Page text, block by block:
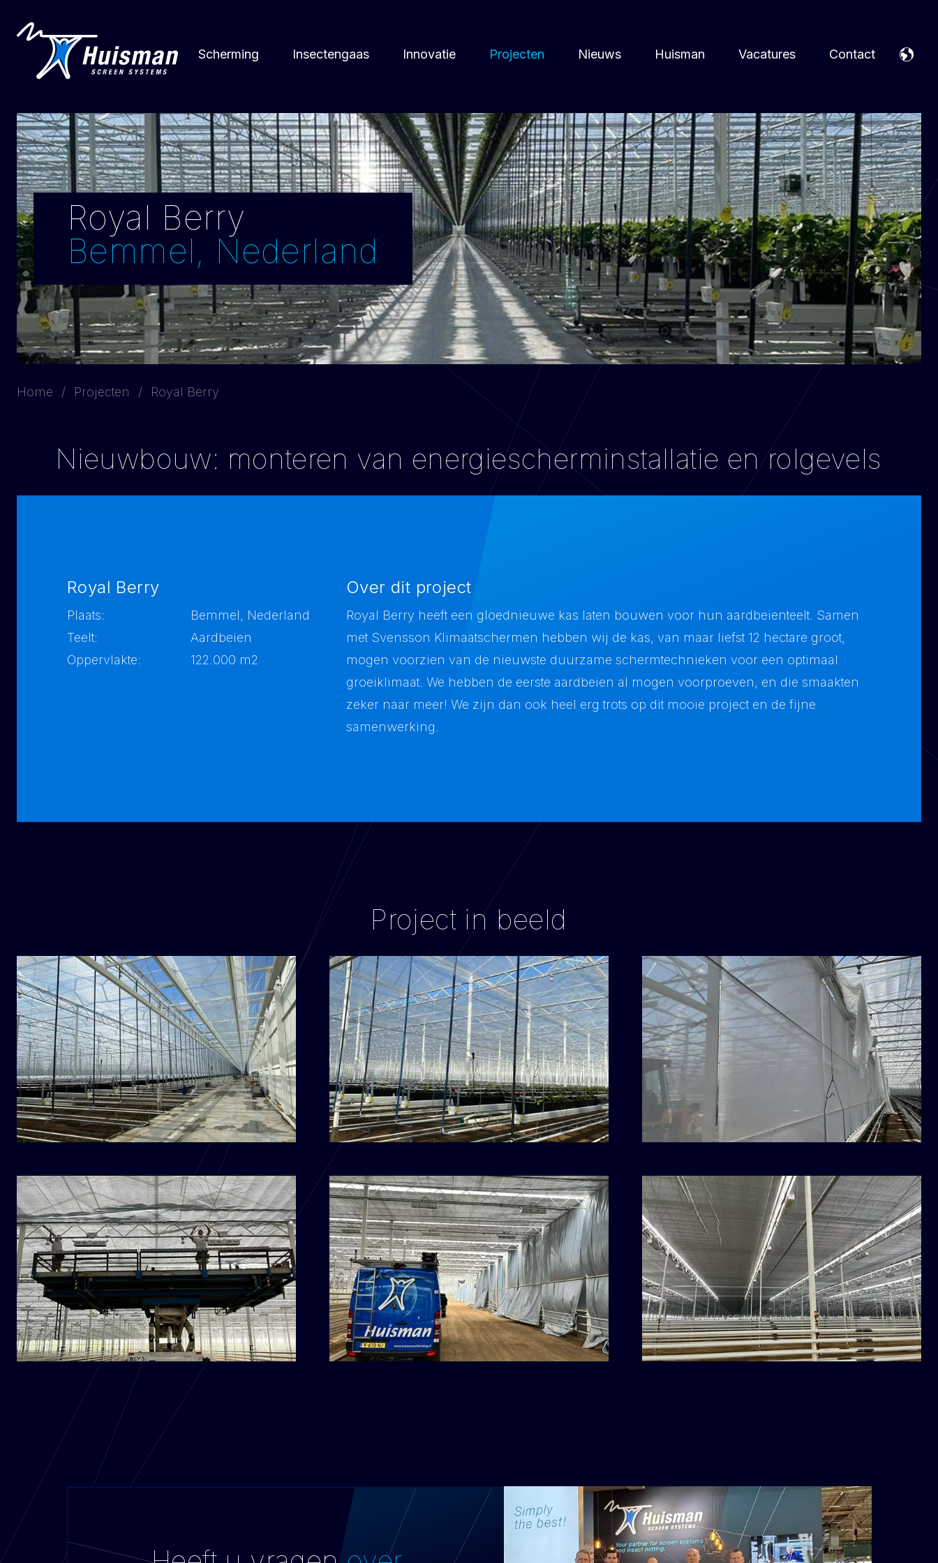
Scherming Insectengaas Innovatie Projecten Nieuws Huisman Vacatures Contact
Royal Berry
Bemmel, Nederland
Home Projecten Royal Berry
Nieuwbouw: monteren van energiescherminstallatie en rolgevels
Royal Berry
Plaats:
Bemmel, Nederland
Teelt:
Aardbeien
Oppervlakte:
122.000 m2
Over dit project
Royal Berry heeft een gloednieuwe kas laten bouwen voor hun aardbeienteelt. Samen
met Svensson Klimaatschermen hebben wij de kas, van maar liefst 12 hectare groot,
mogen voorzien van de nieuwste duurzame schermtechnieken voor een optimaal
groeiklimaat. We hebben de eerste aardbeien al mogen voorproeven, en die smaakten
zeker naar meer! We zijn dan ook heel erg trots op dit mooie project en de fijne
samenwerking.
Project in beeld